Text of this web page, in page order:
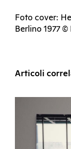
Foto cover:
Berlino 1977
Articoli